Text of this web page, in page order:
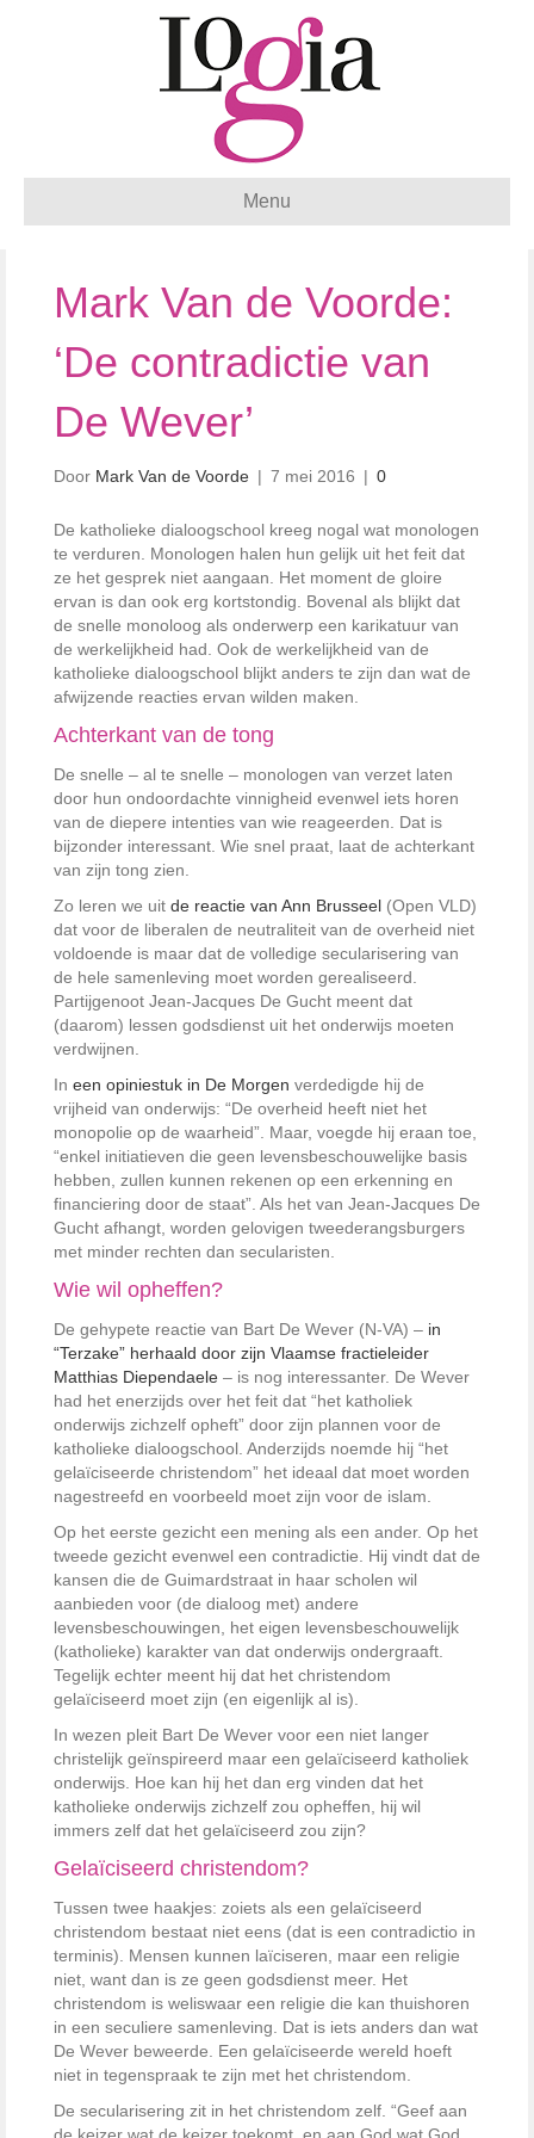
Menu
Mark Van de Voorde:
‘De contradictie van
De Wever’
Door Mark Van de Voorde | 7 mei 2016 | 0
De katholieke dialoogschool kreeg nogal wat monologen
te verduren. Monologen halen hun gelijk uit het feit dat
ze het gesprek niet aangaan. Het moment de gloire
ervan is dan ook erg kortstondig. Bovenal als blijkt dat
de snelle monoloog als onderwerp een karikatuur van
de werkelijkheid had. Ook de werkelijkheid van de
katholieke dialoogschool blijkt anders te zijn dan wat de
afwijzende reacties ervan wilden maken.
Achterkant van de tong
De snelle – al te snelle – monologen van verzet laten
door hun ondoordachte vinnigheid evenwel iets horen
van de diepere intenties van wie reageerden. Dat is
bijzonder interessant. Wie snel praat, laat de achterkant
van zijn tong zien.
Zo leren we uit de reactie van Ann Brusseel (Open VLD)
dat voor de liberalen de neutraliteit van de overheid niet
voldoende is maar dat de volledige secularisering van
de hele samenleving moet worden gerealiseerd.
Partijgenoot Jean-Jacques De Gucht meent dat
(daarom) lessen godsdienst uit het onderwijs moeten
verdwijnen.
In een opiniestuk in De Morgen verdedigde hij de
vrijheid van onderwijs: “De overheid heeft niet het
monopolie op de waarheid”. Maar, voegde hij eraan toe,
“enkel initiatieven die geen levensbeschouwelijke basis
hebben, zullen kunnen rekenen op een erkenning en
financiering door de staat”. Als het van Jean-Jacques De
Gucht afhangt, worden gelovigen tweederangsburgers
met minder rechten dan secularisten.
Wie wil opheffen?
De gehypete reactie van Bart De Wever (N-VA) – in
“Terzake” herhaald door zijn Vlaamse fractieleider
Matthias Diependaele – is nog interessanter. De Wever
had het enerzijds over het feit dat “het katholiek
onderwijs zichzelf opheft” door zijn plannen voor de
katholieke dialoogschool. Anderzijds noemde hij “het
gelaïciseerde christendom” het ideaal dat moet worden
nagestreefd en voorbeeld moet zijn voor de islam.
Op het eerste gezicht een mening als een ander. Op het
tweede gezicht evenwel een contradictie. Hij vindt dat de
kansen die de Guimardstraat in haar scholen wil
aanbieden voor (de dialoog met) andere
levensbeschouwingen, het eigen levensbeschouwelijk
(katholieke) karakter van dat onderwijs ondergraaft.
Tegelijk echter meent hij dat het christendom
gelaïciseerd moet zijn (en eigenlijk al is).
In wezen pleit Bart De Wever voor een niet langer
christelijk geïnspireerd maar een gelaïciseerd katholiek
onderwijs. Hoe kan hij het dan erg vinden dat het
katholieke onderwijs zichzelf zou opheffen, hij wil
immers zelf dat het gelaïciseerd zou zijn?
Gelaïciseerd christendom?
Tussen twee haakjes: zoiets als een gelaïciseerd
christendom bestaat niet eens (dat is een contradictio in
terminis). Mensen kunnen laïciseren, maar een religie
niet, want dan is ze geen godsdienst meer. Het
christendom is weliswaar een religie die kan thuishoren
in een seculiere samenleving. Dat is iets anders dan wat
De Wever beweerde. Een gelaïciseerde wereld hoeft
niet in tegenspraak te zijn met het christendom.
De secularisering zit in het christendom zelf. “Geef aan